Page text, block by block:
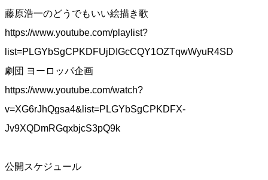
藤原浩一のどうでもいい絵描き歌
https://www.youtube.com/playlist?
list=PLGYbSgCPKDFUjDIGcCQY1OZTqwWyuR4SD
劇団 ヨーロッパ企画
https://www.youtube.com/watch?
v=XG6rJhQgsa4&list=PLGYbSgCPKDFX-
Jv9XQDmRGqxbjcS3pQ9k
公開スケジュール